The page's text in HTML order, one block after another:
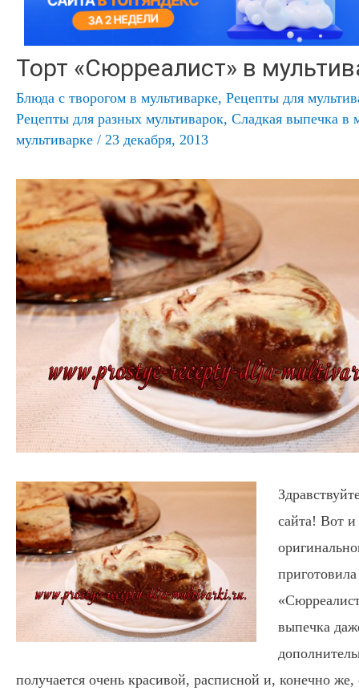
Торт «Сюрреалист» в
Блюда с творогом в мультиварке, Рецепты для
Рецепты для разных мультиварок, Сладкая выпечка в
мультиварке / 23 декабря, 2013
сайта! Вот и
выпечка
получается очень красивой, расписной и, конечно